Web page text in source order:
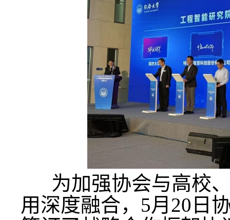
为加强协会与高校、
用深度融合，5月20日